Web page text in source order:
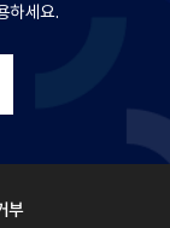
하세요.
부